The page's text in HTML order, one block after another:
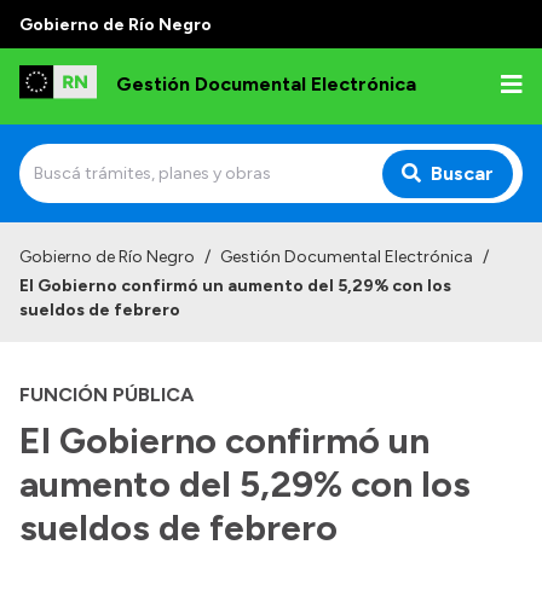
Gobierno de Río Negro
Gestión Documental Electrónica
Buscar
Institucional
Misión y Visión
Normativa
Transparencia
Gobierno de Río Negro / Gestión Documental Electrónica /
El Gobierno confirmó un aumento del 5,29% con los
sueldos de febrero
FUNCIÓN PÚBLICA
El Gobierno confirmó un
aumento del 5,29% con los
sueldos de febrero